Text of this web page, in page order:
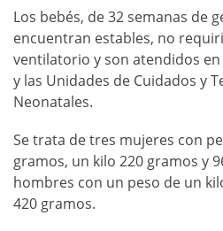
Los bebés, de 32 semanas de
encuentran estables, no
ventilatorio y son atendidos
y las Unidades de Cuidados y
Neonatales.
Se trata de tres mujeres con
gramos, un kilo 220 gramos y
hombres con un peso de un
420 gramos.